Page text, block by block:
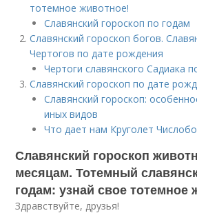
тотемное животное!
Славянский гороскоп по годам
Славянский гороскоп богов.
Чертогов по дате рождения
Чертоги славянского Садиака
Славянский гороскоп по дате
Славянский гороскоп:
иных видов
Что дает нам Круголет
Славянский гороскоп
месяцам. Тотемный
годам: узнай свое тотемное
Здравствуйте, друзья!